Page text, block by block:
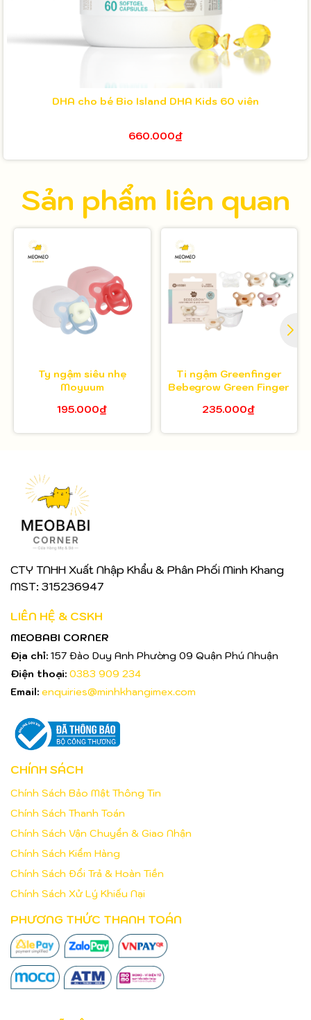
DHA cho bé Bio Island DHA Kids 60 viên
660.000₫
Sản phẩm liên quan
Ty ngậm siêu nhẹ
Moyuum
195.000₫
Ti ngậm Greenfinger
Bebegrow Green Finger
235.000₫
CTY TNHH Xuất Nhập Khẩu & Phân Phối Minh Khang
MST: 315236947
LIÊN HỆ & CSKH
MEOBABI CORNER
Địa chỉ: 157 Đào Duy Anh Phường 09 Quận Phú Nhuận
Điện thoại: 0383 909 234
Email: enquiries@minhkhangimex.com
CHÍNH SÁCH
Chính Sách Bảo Mật Thông Tin
Chính Sách Thanh Toán
Chính Sách Vận Chuyển & Giao Nhận
Chính Sách Kiểm Hàng
Chính Sách Đổi Trả & Hoàn Tiền
Chính Sách Xử Lý Khiếu Nại
PHƯƠNG THỨC THANH TOÁN